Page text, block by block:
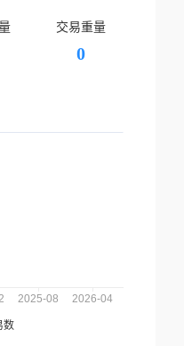
交易重量
0